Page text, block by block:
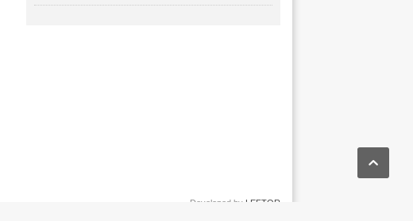
Developed by LEFTOR
